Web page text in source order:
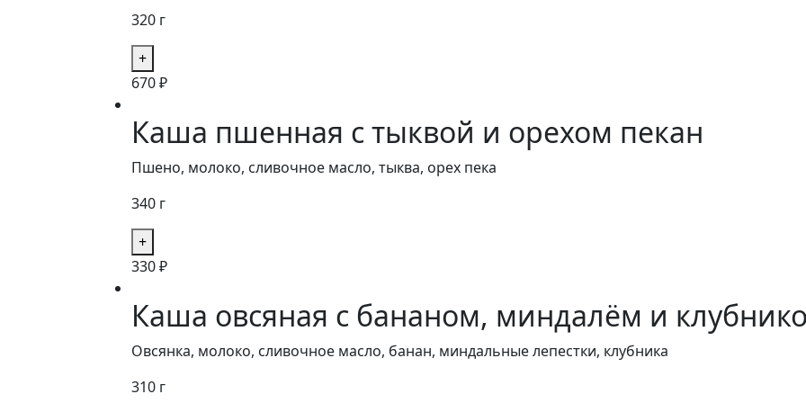
320 г
670₽
Каша пшенная с тыквой и орехом пекан
Пшено, молоко, сливочное масло, тыква, орех пека
340 г
330₽
Каша овсяная с бананом, миндалём и
Овсянка, молоко, сливочное масло, банан, миндальные лепестки, клубника
310 г